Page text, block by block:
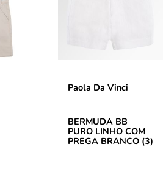
Paola Da Vinci
BERMUDA BB
PURO LINHO COM
PREGA BRANCO (3)